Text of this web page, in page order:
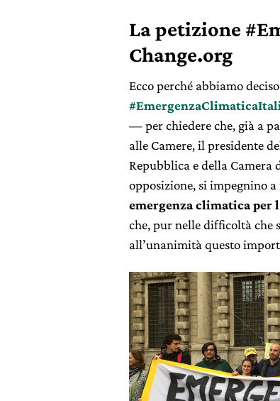
La petizione
Change.org
Ecco perché abbiamo
— per chiedere che, già a
alle Camere, il presidente
Repubblica e della
opposizione, si impegnino
emergenza climatica per
che, pur nelle difficoltà che
all’unanimità questo